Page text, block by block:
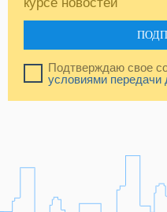
Подтверждаю свое
условиями передачи